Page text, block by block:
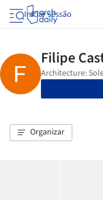
Iniciar sessão
Organizar